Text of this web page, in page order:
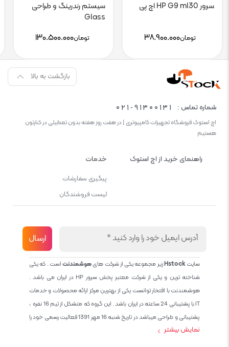
سرور HP G9 ml30 اچ پی
تومان۳۸.۹۰۰.۰۰۰
سیستم رندرینگ و طراحی
Glass
تومان۱۳۰.۵۰۰.۰۰۰
بازگشت به بالا
شماره تماس : 021-91300131
اچ استوک فروشگاه تجهیزات کامپیوتری | در هفت روز هفته بدون تعطیلی در کنارتون
هستیم
راهنمای خرید از اچ استوک خدمات
پیگیری سفارشات
لیست فروشندگان
سایتHstockزیر مجموعه یکی از شرکت هایهوشمندنتاست . که یکی
شناخته ترین و یکی از شرکت معتبر پخش سرور HP در ایران می باشد .
هوشمندنت با افتخار توانست یکی از بهترین مرکز ارائه محصولات و خدمات
IT با پشتیبانی 24 ساعته در ایران باشد . این گروه که متشکل از تیم 16 نفره ،
پشتیبانی و طراحی میباشد در تاریخ شنبه 16 مهر 1391 فعالیت رسمی خود را
نمایش بیشتر